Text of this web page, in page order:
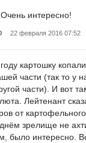
интересно!
22 февраля 2016 07:52
картошку
части (так то у
части). И вот
Лейтенант
от
зрелище не
было интересно.